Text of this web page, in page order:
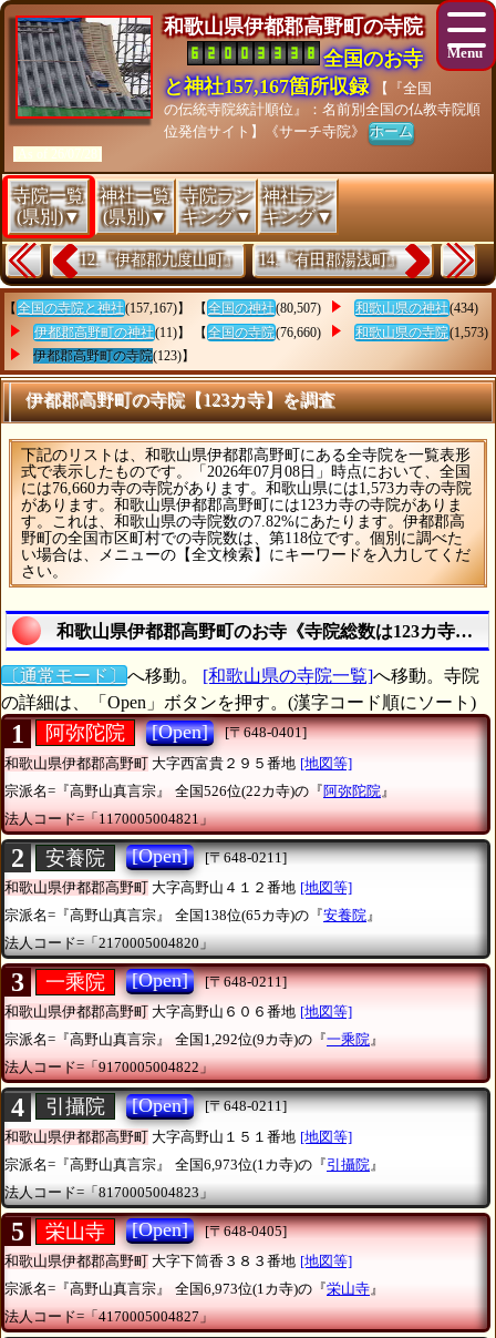
和歌山県伊都郡高野町の寺院
全国のお寺
と神社157,167箇所収録
【『全国
の伝統寺院統計順位』：名前別全国の仏教寺院順
位発信サイト】《サーチ寺院》ホーム
[As of 26/07/28]
寺院一覧
(県別)▼
神社一覧
(県別)▼
寺院ラン
キング▼
神社ラン
キング▼
12.『伊都郡九度山町』 14.『有田郡湯浅町』
【 全国の寺院と神社(157,167)】 【 全国の神社(80,507) 和歌山県の神社(434)
伊都郡高野町の神社(11)】 【 全国の寺院(76,660) 和歌山県の寺院(1,573)
伊都郡高野町の寺院(123)】
伊都郡高野町の寺院【123カ寺】を調査
下記のリストは、和歌山県伊都郡高野町にある全寺院を一覧表形
式で表示したものです。「2026年07月08日」時点において、全国
には76,660カ寺の寺院があります。和歌山県には1,573カ寺の寺院
があります。和歌山県伊都郡高野町には123カ寺の寺院がありま
す。これは、和歌山県の寺院数の7.82%にあたります。伊都郡高
野町の全国市区町村での寺院数は、第118位です。個別に調べた
い場合は、メニューの【全文検索】にキーワードを入力してくだ
さい。
和歌山県伊都郡高野町のお寺《寺院総数は123カ寺》を
〔通常モード〕 へ移動。 [和歌山県の寺院一覧]へ移動。寺院
の詳細は、「Open」ボタンを押す。(漢字コード順にソート)
1 阿弥陀院 [Open]
[〒648-0401]
和歌山県伊都郡高野町 大字西富貴２９５番地 [地図等]
宗派名=『高野山真言宗』
全国526位(22カ寺)の『阿弥陀院 』
法人コード=「1170005004821」
2 安養院 [Open]
[〒648-0211]
和歌山県伊都郡高野町 大字高野山４１２番地 [地図等]
宗派名=『高野山真言宗』
全国138位(65カ寺)の『安養院』
法人コード=「2170005004820」
3 一乘院 [Open]
[〒648-0211]
和歌山県伊都郡高野町 大字高野山６０６番地 [地図等]
宗派名=『高野山真言宗』
全国1,292位(9カ寺)の『一乘院』
法人コード=「9170005004822」
4 引攝院 [Open]
[〒648-0211]
和歌山県伊都郡高野町 大字高野山１５１番地 [地図等]
宗派名=『高野山真言宗』
全国6,973位(1カ寺)の『引攝院 』
法人コード=「8170005004823」
5 栄山寺 [Open]
[〒648-0405]
和歌山県伊都郡高野町 大字下筒香３８３番地 [地図等]
宗派名=『高野山真言宗』
全国6,973位(1カ寺)の『栄山寺』
法人コード=「4170005004827」